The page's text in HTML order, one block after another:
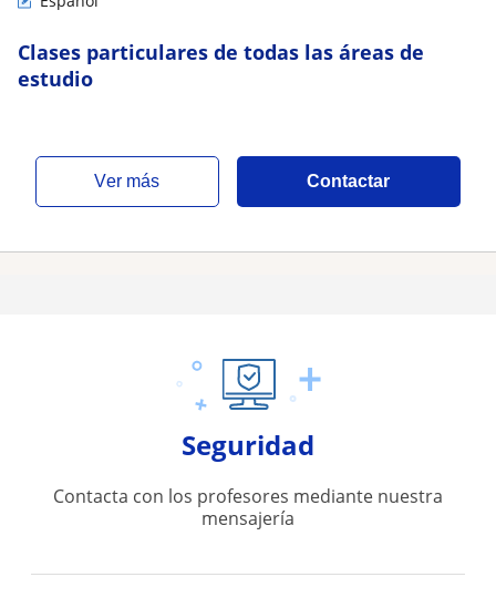
Clases particulares de todas las áreas de
estudio
ver más Contactar
Seguridad
Contacta con los profesores mediante nuestra
mensajería